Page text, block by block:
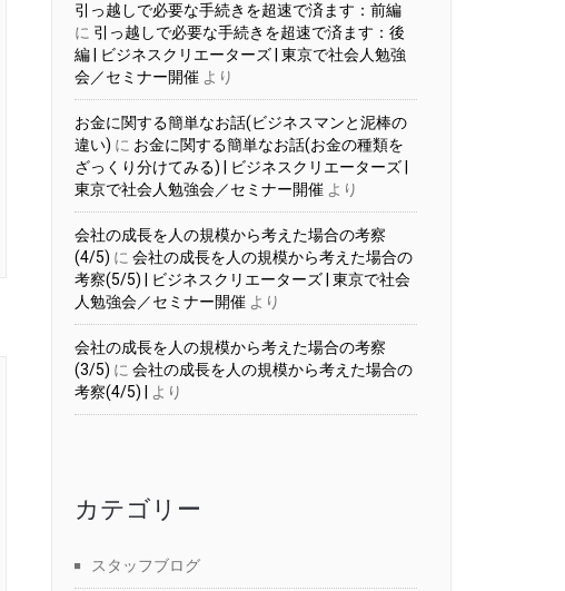
引っ越しで必要な手続きを超速で済ます：前編
に 引っ越しで必要な手続きを超速で済ます：後
編 | ビジネスクリエーターズ | 東京で社会人勉強
会／セミナー開催 より
お金に関する簡単なお話(ビジネスマンと泥棒の
違い) に お金に関する簡単なお話(お金の種類を
ざっくり分けてみる) | ビジネスクリエーターズ |
東京で社会人勉強会／セミナー開催 より
会社の成長を人の規模から考えた場合の考察
(4/5) に 会社の成長を人の規模から考えた場合の
考察(5/5) | ビジネスクリエーターズ | 東京で社会
人勉強会／セミナー開催 より
会社の成長を人の規模から考えた場合の考察
(3/5) に 会社の成長を人の規模から考えた場合の
考察(4/5) |
より
カテゴリー
スタッフブログ